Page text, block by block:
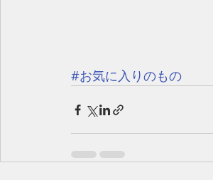
#お気に入りのもの